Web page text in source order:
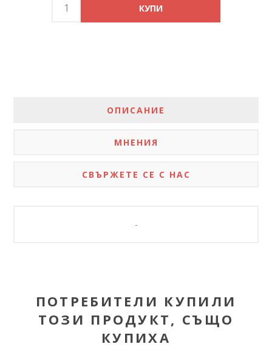
ОПИСАНИЕ
МНЕНИЯ
СВЪРЖЕТЕ СЕ С НАС
-
ПОТРЕБИТЕЛИ КУПИЛИ
ТОЗИ ПРОДУКТ, СЪЩО
КУПИХА